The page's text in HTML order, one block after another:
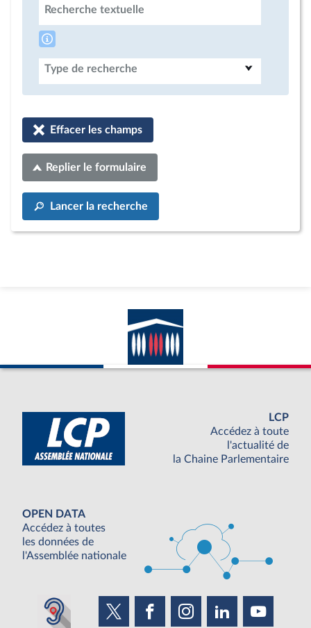
Recherche textuelle
Type de recherche
Effacer les champs
Replier le formulaire
Lancer la recherche
LCP
Accédez à toute
l'actualité de
la Chaine Parlementaire
OPEN DATA
Accédez à toutes
les données de
l'Assemblée nationale